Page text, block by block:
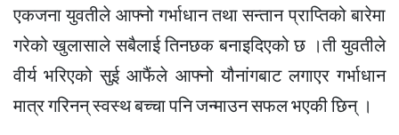
एकजना युवतीले आफ्नो गर्भाधान तथा सन्तान प्राप्तिको बारेमा
गरेको खुलासाले सबैलाई तिनछक बनाइदिएको छ ।ती युवतीले
वीर्य भरिएको सुई आफैंले आफ्नो यौनांगबाट लगाएर गर्भाधान
मात्र गरिनन् स्वस्थ बच्चा पनि जन्माउन सफल भएकी छिन् ।